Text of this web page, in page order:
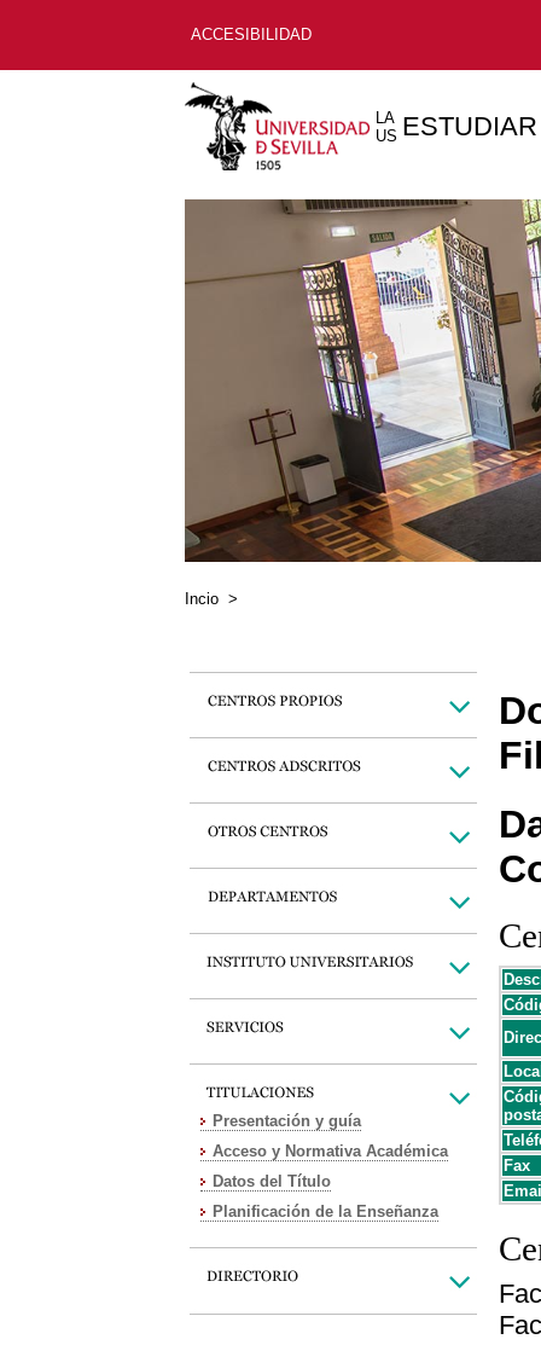
ACCESIBILIDAD
LA
US ESTUDIAR
Incio >
Presentación y guía
Acceso y Normativa Académica
Datos del Título
Planificación de la Enseñanza
Fax